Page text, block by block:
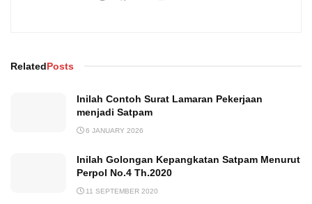
RelatedPosts
Inilah Contoh Surat Lamaran Pekerjaan
menjadi Satpam
6 JANUARY 2026
Inilah Golongan Kepangkatan Satpam Menurut
Perpol No.4 Th.2020
11 SEPTEMBER 2020